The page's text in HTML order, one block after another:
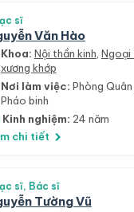
sĩ
Văn Hào
Khoa: Nội thần kinh, Ngoại
xương khớp
Nơi làm việc: Phòng
Pháo binh
Kinh nghiệm: 24 năm
chi tiết
sĩ, Bác sĩ
Tường Vũ